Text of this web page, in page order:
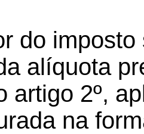
do
alíquota
artigo 2º,
na